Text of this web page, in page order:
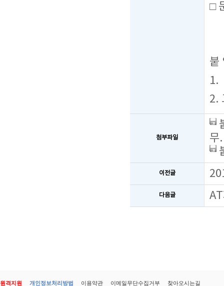
□
붙
1.
2.
첨부파일
무
이전글
다음글
원격지원 개인정보처리방법 이용약관 이메일무단수집거부 찾아오시는길